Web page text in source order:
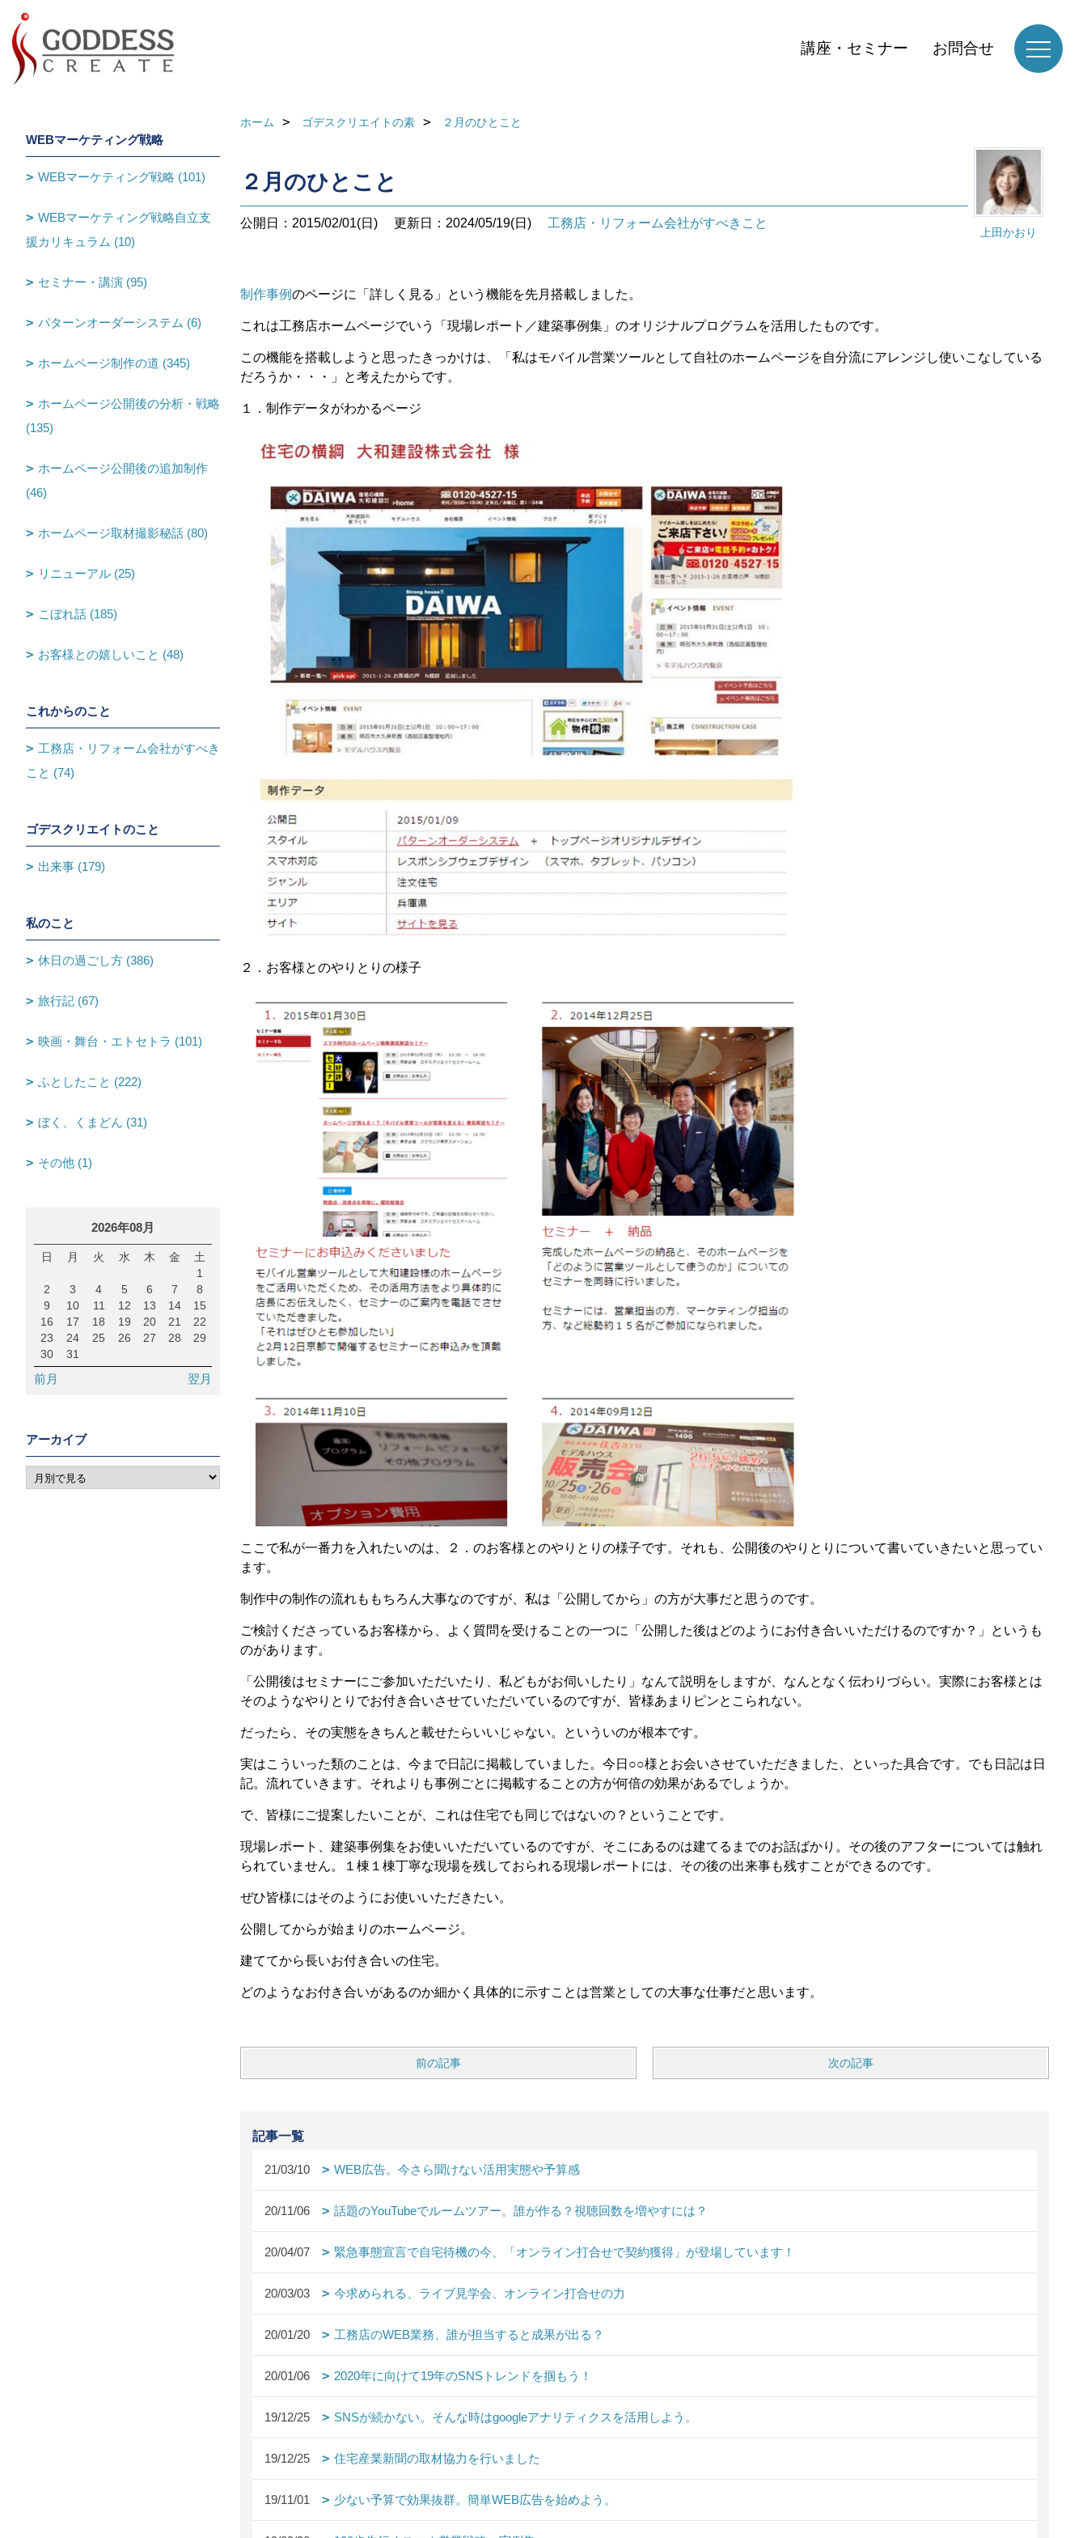
講座・セミナー お問合せ
ホーム ゴデスクリエイトの素 ２月のひとこと
上田かおり
２月のひとこと
公開日：2015/02/01(日) 更新日：2024/05/19(日) 工務店・リフォーム会社がすべきこと
制作事例のページに「詳しく見る」という機能を先月搭載しました。
これは工務店ホームページでいう「現場レポート／建築事例集」のオリジナルプログラムを活用したものです。
この機能を搭載しようと思ったきっかけは、「私はモバイル営業ツールとして自社のホームページを自分流にアレンジし使いこなしている
だろうか・・・」と考えたからです。
１．制作データがわかるページ
２．お客様とのやりとりの様子
ここで私が一番力を入れたいのは、２．のお客様とのやりとりの様子です。それも、公開後のやりとりについて書いていきたいと思ってい
ます。
制作中の制作の流れももちろん大事なのですが、私は「公開してから」の方が大事だと思うのです。
ご検討くださっているお客様から、よく質問を受けることの一つに「公開した後はどのようにお付き合いいただけるのですか？」というも
のがあります。
「公開後はセミナーにご参加いただいたり、私どもがお伺いしたり」なんて説明をしますが、なんとなく伝わりづらい。実際にお客様とは
そのようなやりとりでお付き合いさせていただいているのですが、皆様あまりピンとこられない。
だったら、その実態をきちんと載せたらいいじゃない。といういのが根本です。
実はこういった類のことは、今まで日記に掲載していました。今日○○様とお会いさせていただきました、といった具合です。でも日記は日
記。流れていきます。それよりも事例ごとに掲載することの方が何倍の効果があるでしょうか。
で、皆様にご提案したいことが、これは住宅でも同じではないの？ということです。
現場レポート、建築事例集をお使いいただいているのですが、そこにあるのは建てるまでのお話ばかり。その後のアフターについては触れ
られていません。１棟１棟丁寧な現場を残しておられる現場レポートには、その後の出来事も残すことができるのです。
ぜひ皆様にはそのようにお使いいただきたい。
公開してからが始まりのホームページ。
建ててから長いお付き合いの住宅。
どのようなお付き合いがあるのか細かく具体的に示すことは営業としての大事な仕事だと思います。
前の記事 次の記事
記事一覧
21/03/10 WEB広告。今さら聞けない活用実態や予算感
20/11/06 話題のYouTubeでルームツアー。誰が作る？視聴回数を増やすには？
20/04/07 緊急事態宣言で自宅待機の今、「オンライン打合せで契約獲得」が登場しています！
20/03/03 今求められる、ライブ見学会、オンライン打合せの力
20/01/20 工務店のWEB業務、誰が担当すると成果が出る？
20/01/06 2020年に向けて19年のSNSトレンドを掴もう！
19/12/25 SNSが続かない。そんな時はgoogleアナリティクスを活用しよう。
19/12/25 住宅産業新聞の取材協力を行いました
19/11/01 少ない予算で効果抜群。簡単WEB広告を始めよう。
WEBマーケティング戦略
WEBマーケティング戦略 (101)
WEBマーケティング戦略自立支
援カリキュラム (10)
セミナー・講演 (95)
パターンオーダーシステム (6)
ホームページ制作の道 (345)
ホームページ公開後の分析・戦略
(135)
ホームページ公開後の追加制作
(46)
ホームページ取材撮影秘話 (80)
リニューアル (25)
こぼれ話 (185)
お客様との嬉しいこと (48)
これからのこと
工務店・リフォーム会社がすべき
こと (74)
ゴデスクリエイトのこと
出来事 (179)
私のこと
休日の過ごし方 (386)
旅行記 (67)
映画・舞台・エトセトラ (101)
ふとしたこと (222)
ぼく、くまどん (31)
その他 (1)
2026年08月
日 月 火 水 木 金
土
1
2
3 4 5 6 7
8
9
10 11 12 13 14
15
16
17 18 19 20 21
22
23
24 25 26 27 28
29
30
31
前月 翌月
アーカイブ